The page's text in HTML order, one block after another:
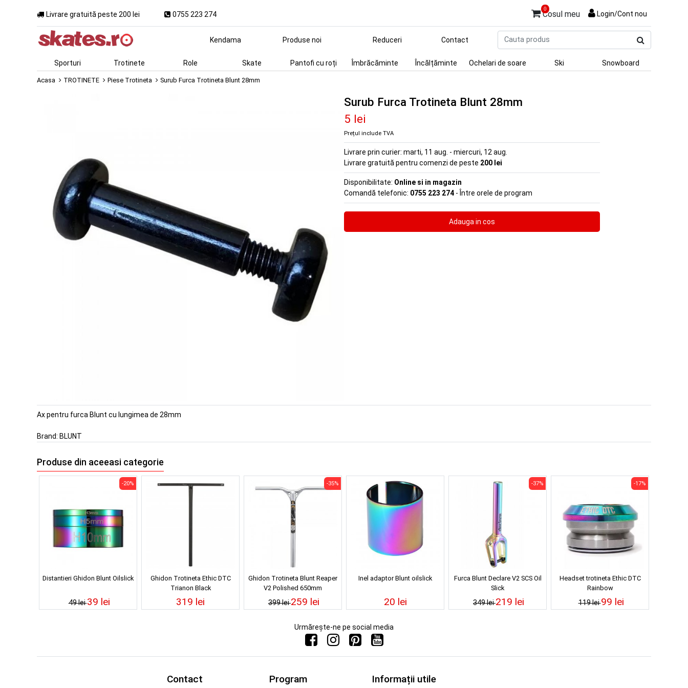
Livrare gratuită peste 200 lei 0755 223 274
0
Cosul meu Login/Cont nou
produs
Kendama Produse noi Reduceri Contact
Sporturi Trotinete Role Skate Pantofi cu roți Îmbrăcăminte Încălțăminte Ochelari de soare Ski Snowboard
Acasa TROTINETE Piese Trotineta Surub Furca Trotineta Blunt 28mm
Surub Furca Trotineta Blunt 28mm
5 lei
Prețul include TVA
Livrare prin curier: marti, 11 aug. - miercuri, 12 aug.
Livrare gratuită pentru comenzi de peste 200 lei
Disponibilitate: Online si in magazin
Comandă telefonic: 0755 223 274 - Între orele de program
Ax pentru furca Blunt cu lungimea de 28mm
Brand: BLUNT
Produse din aceeasi categorie
Distantieri Ghidon Blunt Oilslick
49 lei
-20%
39 lei
Ghidon Trotineta Ethic DTC
Trianon Black
319 lei
Ghidon Trotineta Blunt Reaper
V2 Polished 650mm
399 lei
-35%
259 lei
Inel adaptor Blunt oilslick
20 lei
Furca Blunt Declare V2 SCS Oil
Slick
349 lei
-37%
219 lei
Headset trotineta Ethic DTC
Rainbow
119 lei
-17%
99 lei
Urmărește-ne pe social media
Contact Program Informații utile